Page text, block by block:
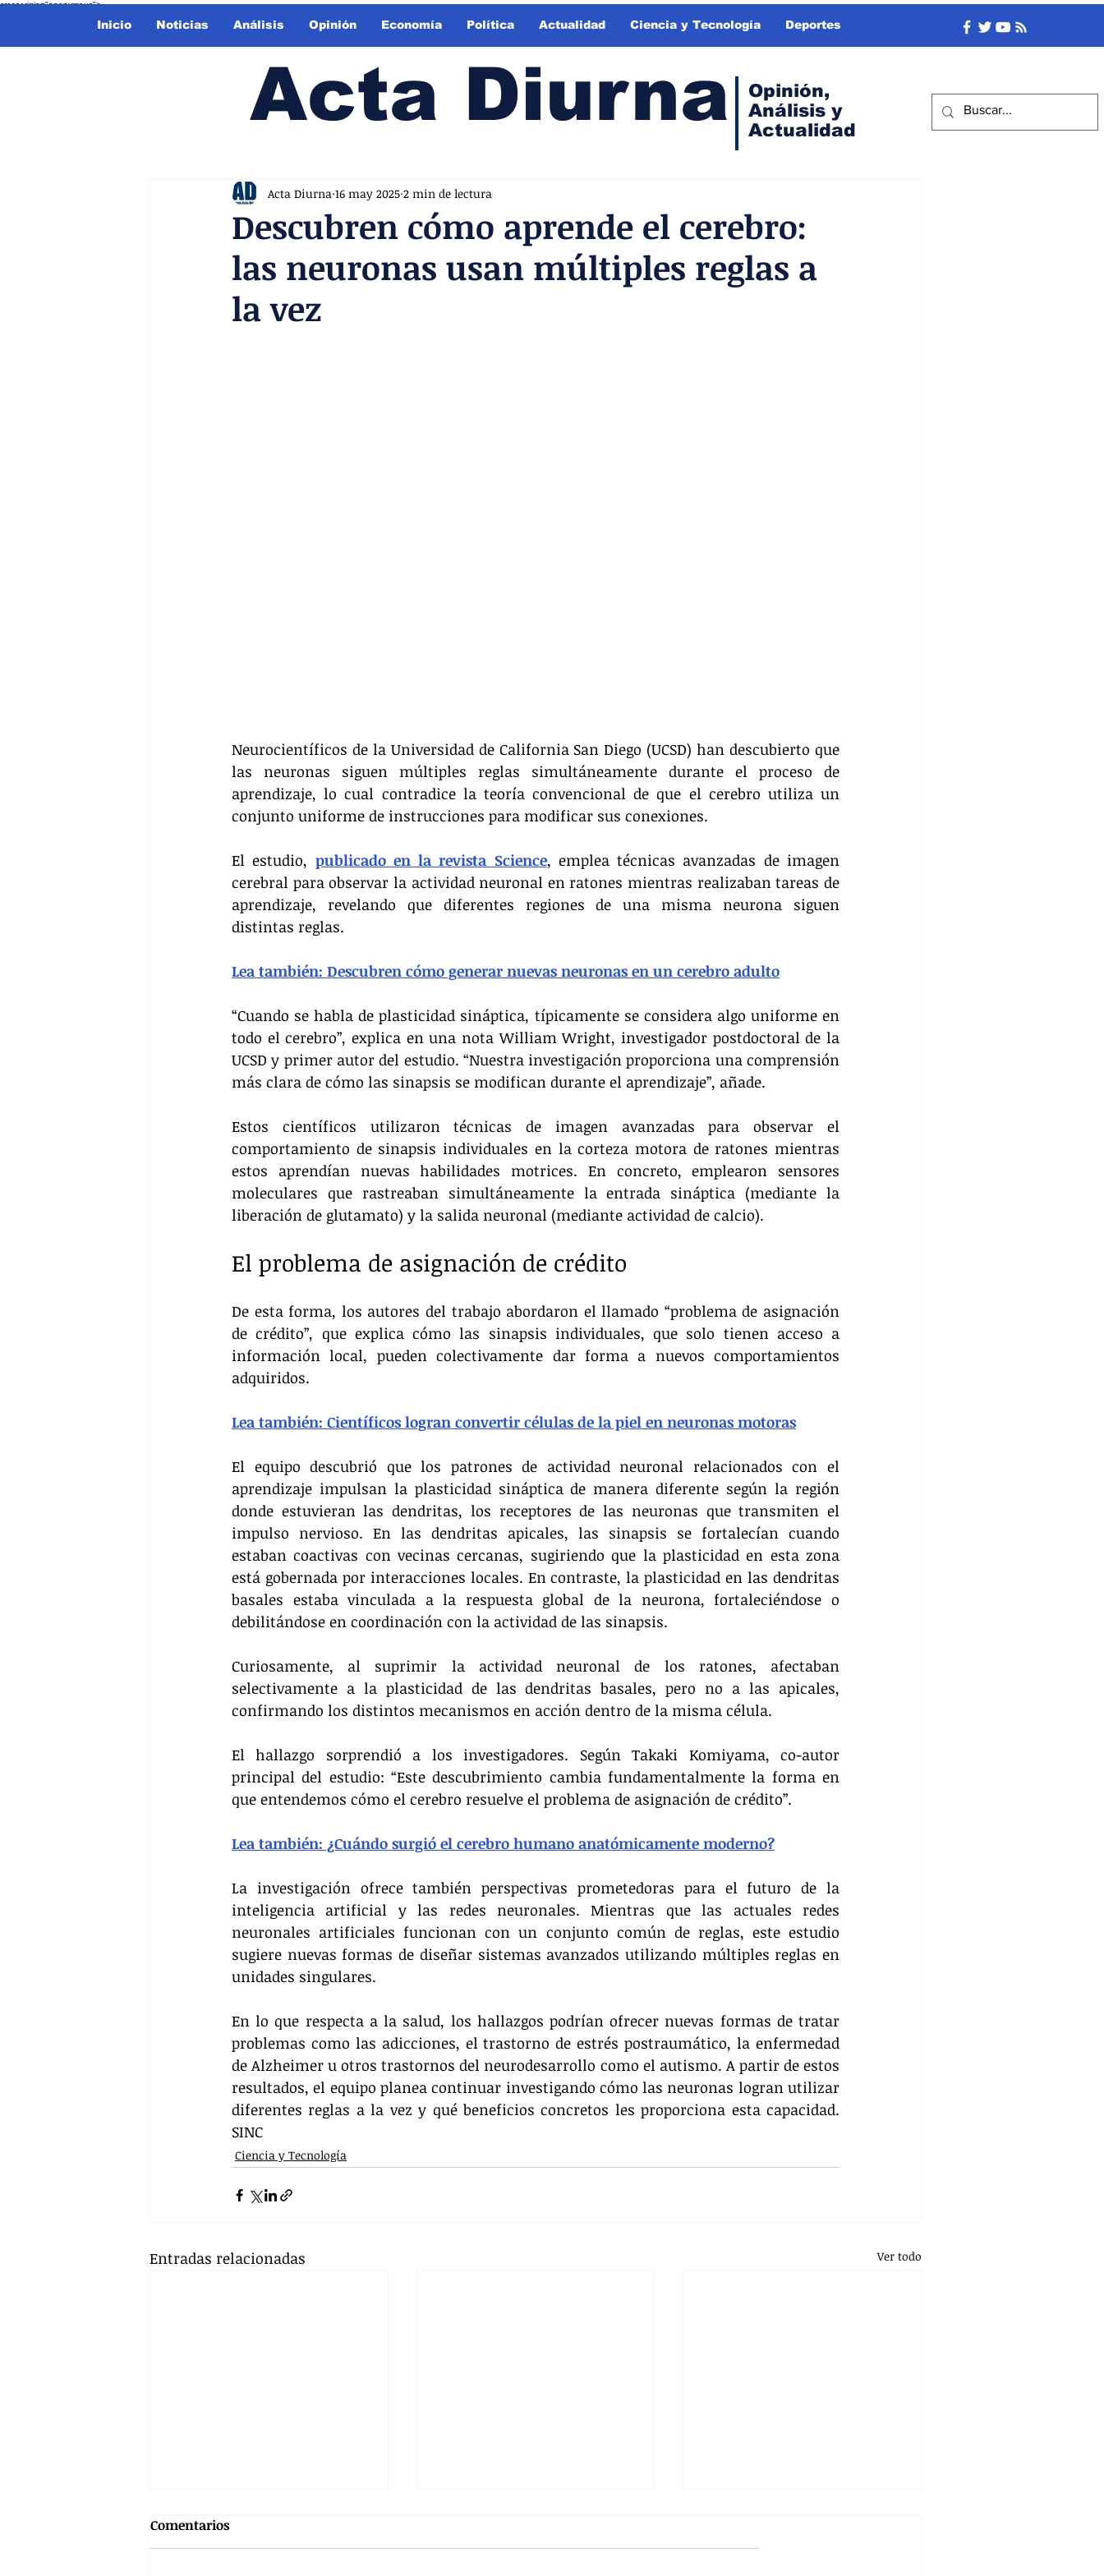
crossorigin="anonymous">
Inicio Noticias Análisis Opinión Economía Política Actualidad Ciencia y Tecnología Deportes
Acta Diurna
Opinión,
Análisis y
Actualidad
Descubren cómo aprende el cerebro:
las neuronas usan múltiples reglas a
la vez
Acta Diurna 16 may 2025 2 min de lectura
Neurocientíficos de la Universidad de California San Diego (UCSD) han descubierto que
las neuronas siguen múltiples reglas simultáneamente durante el proceso de
aprendizaje, lo cual contradice la teoría convencional de que el cerebro utiliza un
conjunto uniforme de instrucciones para modificar sus conexiones.
El estudio, publicado en la revista Science, emplea técnicas avanzadas de imagen
cerebral para observar la actividad neuronal en ratones mientras realizaban tareas de
aprendizaje, revelando que diferentes regiones de una misma neurona siguen
distintas reglas.
Lea también: Descubren cómo generar nuevas neuronas en un cerebro adulto
“Cuando se habla de plasticidad sináptica, típicamente se considera algo uniforme en
todo el cerebro”, explica en una nota William Wright, investigador postdoctoral de la
UCSD y primer autor del estudio. “Nuestra investigación proporciona una comprensión
más clara de cómo las sinapsis se modifican durante el aprendizaje”, añade.
Estos científicos utilizaron técnicas de imagen avanzadas para observar el
comportamiento de sinapsis individuales en la corteza motora de ratones mientras
estos aprendían nuevas habilidades motrices. En concreto, emplearon sensores
moleculares que rastreaban simultáneamente la entrada sináptica (mediante la
liberación de glutamato) y la salida neuronal (mediante actividad de calcio).
El problema de asignación de crédito
De esta forma, los autores del trabajo abordaron el llamado “problema de asignación
de crédito”, que explica cómo las sinapsis individuales, que solo tienen acceso a
información local, pueden colectivamente dar forma a nuevos comportamientos
adquiridos.
Lea también: Científicos logran convertir células de la piel en neuronas motoras
El equipo descubrió que los patrones de actividad neuronal relacionados con el
aprendizaje impulsan la plasticidad sináptica de manera diferente según la región
donde estuvieran las dendritas, los receptores de las neuronas que transmiten el
impulso nervioso. En las dendritas apicales, las sinapsis se fortalecían cuando
estaban coactivas con vecinas cercanas, sugiriendo que la plasticidad en esta zona
está gobernada por interacciones locales. En contraste, la plasticidad en las dendritas
basales estaba vinculada a la respuesta global de la neurona, fortaleciéndose o
debilitándose en coordinación con la actividad de las sinapsis.
Curiosamente, al suprimir la actividad neuronal de los ratones, afectaban
selectivamente a la plasticidad de las dendritas basales, pero no a las apicales,
confirmando los distintos mecanismos en acción dentro de la misma célula.
El hallazgo sorprendió a los investigadores. Según Takaki Komiyama, co-autor
principal del estudio: “Este descubrimiento cambia fundamentalmente la forma en
que entendemos cómo el cerebro resuelve el problema de asignación de crédito”.
Lea también: ¿Cuándo surgió el cerebro humano anatómicamente moderno?
La investigación ofrece también perspectivas prometedoras para el futuro de la
inteligencia artificial y las redes neuronales. Mientras que las actuales redes
neuronales artificiales funcionan con un conjunto común de reglas, este estudio
sugiere nuevas formas de diseñar sistemas avanzados utilizando múltiples reglas en
unidades singulares.
En lo que respecta a la salud, los hallazgos podrían ofrecer nuevas formas de tratar
problemas como las adicciones, el trastorno de estrés postraumático, la enfermedad
de Alzheimer u otros trastornos del neurodesarrollo como el autismo. A partir de estos
resultados, el equipo planea continuar investigando cómo las neuronas logran utilizar
diferentes reglas a la vez y qué beneficios concretos les proporciona esta capacidad.
SINC
Ciencia y Tecnología
Entradas relacionadas Ver todo
Comentarios